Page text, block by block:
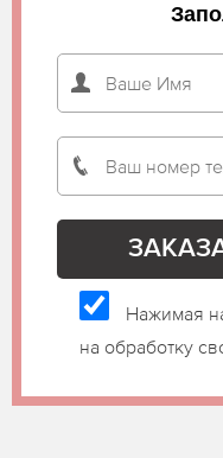
Нажимая
на обработку